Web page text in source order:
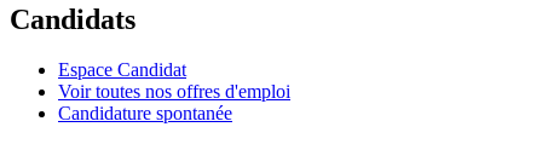
Candidats
Espace Candidat
Voir toutes nos offres d'emploi
Candidature spontanée